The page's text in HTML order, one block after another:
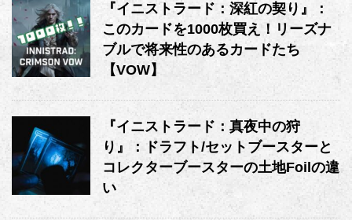
『イニストラード：深紅の契り』：
このカードを1000枚買え！リーズナ
ブルで将来性のあるカードたち
【VOW】
『イニストラード：真夜中の狩
り』：ドラフト/セットブースターと
コレクターブースターの土地Foilの違
い